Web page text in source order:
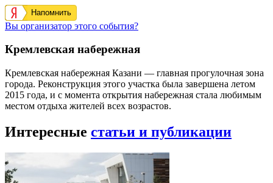
Напомнить
Вы организатор этого события?
Кремлевская набережная
Кремлевская набережная Казани — главная прогулочная зона
города. Реконструкция этого участка была завершена летом
2015 года, и с момента открытия набережная стала любимым
местом отдыха жителей всех возрастов.
Интересные статьи и публикации